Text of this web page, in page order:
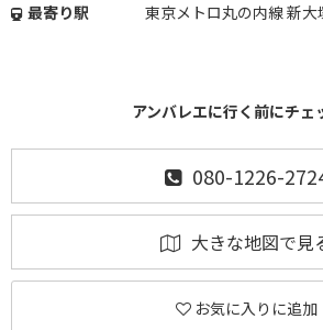
最寄り駅
東京メトロ丸の内線 新
アンバレエに行く前にチェ
080-1226-
大きな地図で見
お気に入りに追加